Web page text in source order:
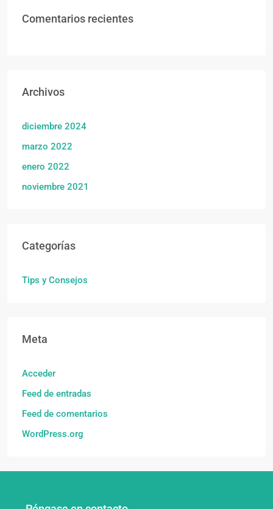
Comentarios recientes
Archivos
diciembre 2024
marzo 2022
enero 2022
noviembre 2021
Categorías
Tips y Consejos
Meta
Acceder
Feed de entradas
Feed de comentarios
WordPress.org